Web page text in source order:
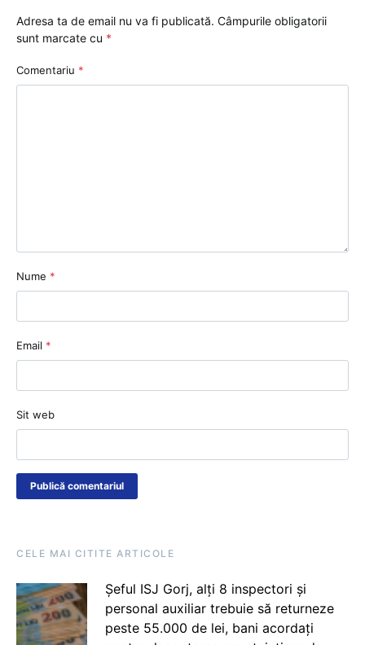
Adresa ta de email nu va fi publicată. Câmpurile obligatorii
sunt marcate cu *
Comentariu *
Nume *
Email *
Sit web
CELE MAI CITITE ARTICOLE
Șeful ISJ Gorj, alți 8 inspectori și
personal auxiliar trebuie să returneze
peste 55.000 de lei, bani acordați